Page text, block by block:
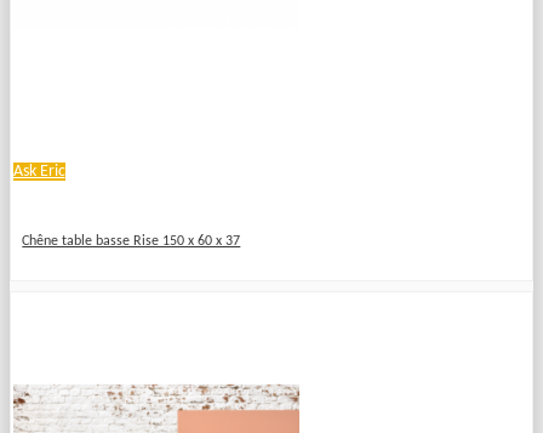
Ask Eric
Chêne table basse Rise 150 x 60 x 37